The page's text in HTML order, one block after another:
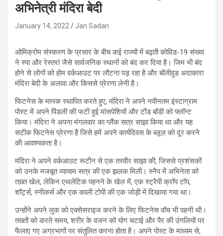
अभिनेत्री मंदिरा बेदी
January 14, 2022 Jan Sadan
ओमिक्रोम संस्करण के प्रसार के बीच कई राज्यों में बढ़ती कोविड-19 संख्या
ने स्पा और रेस्तरां जैसे सार्वजनिक स्थानों को बंद कर दिया है। जिम भी बंद
होने से लोगों को होम वर्कआउट पर लौटना पड़ रहा है और बॉलीवुड अदाकारा
मंदिरा बेदी के अलावा और किससे प्रेरणा लेनी है।
फिटनेस के मानक स्थापित करते हुए, मंदिरा ने अपने नवीनतम इंस्टाग्राम
पोस्ट में अपने पिंडली की फटी हुई मांसपेशियों और टोंड बॉडी को फ्लॉन्ट
किया। मंदिरा ने अपना मंगलवार का प्लैंक सत्र साझा किया था और यह
सटीक फिटनेस प्रेरणा है जिसे हमें अपने कार्यदिवस के ब्लूज़ को दूर करने
की आवश्यकता है।
मंदिरा ने अपने वर्कआउट रूटीन से एक तस्वीर साझा की, जिससे प्रशंसकों
को उनके मजबूत व्यायाम सत्र की एक झलक मिली। स्नैप में अभिनेता को
तख़्त खेल, लेकिन एथलेटिक पहनने के खेल में, एक स्ट्रैपी क्रॉप टॉप,
शॉर्ट्स, स्नीकर्स और एक काली टोपी की एक जोड़ी में दिखाया गया था।
उन्होंने अपने लुक को एक्सेसराइज करने के लिए फिटनेस वॉच भी पहनी थी।
तख्तों को करते समय, शरीर के वजन को योग चटाई और पैर की उंगलियों पर
फैलाए गए अग्रभागों पर संतुलित करना होता है। अपने पोस्ट के माध्यम से,